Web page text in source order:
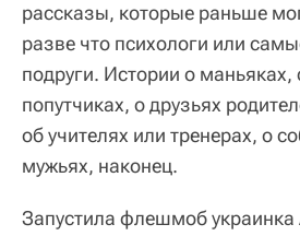
рассказы, которые раньше
разве что психологи или
подруги. Истории о маньяках,
попутчиках, о друзьях
об учителях или тренерах, о
мужьях, наконец.
​Запустила флешмоб украинка